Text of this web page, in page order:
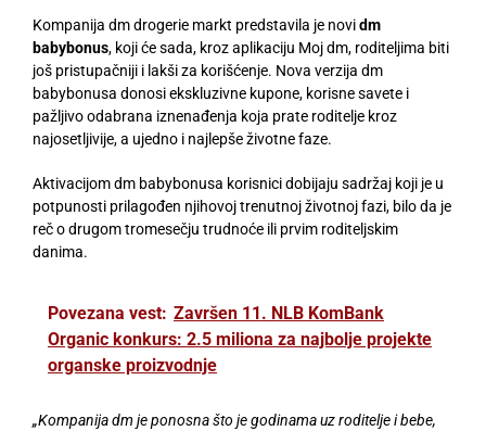
Kompanija dm drogerie markt predstavila je novidm
babybonus, koji će sada, kroz aplikaciju Moj dm, roditeljima biti
još pristupačniji i lakši za korišćenje. Nova verzija dm
babybonusa donosi ekskluzivne kupone, korisne savete i
pažljivo odabrana iznenađenja koja prate roditelje kroz
najosetljivije, a ujedno i najlepše životne faze.
Aktivacijom dm babybonusa korisnici dobijaju sadržaj koji je u
potpunosti prilagođen njihovoj trenutnoj životnoj fazi, bilo da je
reč o drugom tromesečju trudnoće ili prvim roditeljskim
danima.
Povezana vest: Završen 11. NLB KomBank
Organic konkurs: 2.5 miliona za najbolje projekte
organske proizvodnje
„Kompanija dm je ponosna što je godinama uz roditelje i bebe,